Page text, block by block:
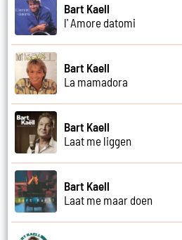
Bart Kaell
l' Amore datomi
Bart Kaell
La mamadora
Bart Kaell
Laat me liggen
Bart Kaell
Laat me maar doen